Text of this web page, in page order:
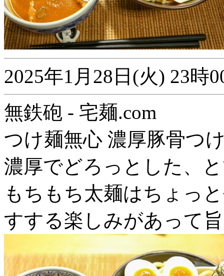
2025年1月28日(火) 23時
無鉄砲 - 宅麺.com
つけ麺無心 濃厚豚骨つ
濃厚でどろっとした、
もちもち太麺はちょっ
すする楽しみがあって